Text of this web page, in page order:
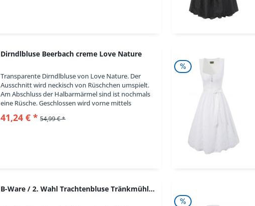
Dirndlbluse Beerbach creme Love Nature
Transparente Dirndlbluse von Love Nature. Der
Ausschnitt wird neckisch von Rüschchen umspielt.
Am Abschluss der Halbarmärmel sind ist nochmals
eine Rüsche. Geschlossen wird vorne mittels
Knöpfen. Das Cremefarben lässt sich gut...
41,24 € * 54,99 € *
B-Ware / 2. Wahl Trachtenbluse Tränkmühle weiß...